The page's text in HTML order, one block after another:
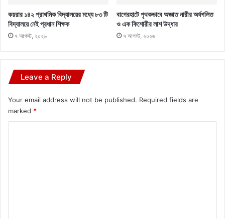
কয়রার ১৪২ প্রাথমিক বিদ্যালয়ের মধ্যে ৮৩ টি
বিদ্যালয়ে নেই প্রধান শিক্ষক
৭ আগস্ট, ২০২৬
বাগেরহাটে পৃথকভাবে অজ্ঞাত নারীর অর্ধগলিত
ও এক কিশোরীর লাশ উদ্ধার
৭ আগস্ট, ২০২৬
Leave a Reply
Your email address will not be published. Required fields are
marked *